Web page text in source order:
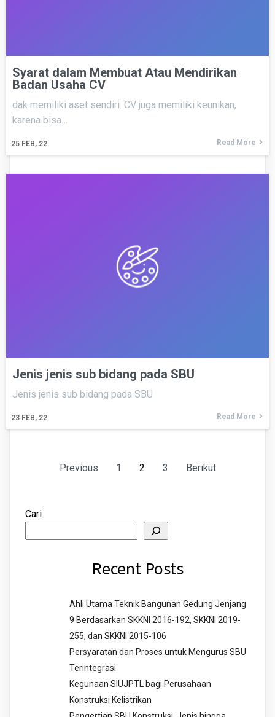
Syarat dalam Membuat Atau Mendirikan
Badan Usaha CV
25 FEB, 22
dak memiliki aset sendiri. CV juga memiliki keunikan,
karena bisa…
Read More
Jenis jenis sub bidang pada SBU
23 FEB, 22
Jenis jenis sub bidang pada SBU
Read More
Previous 1 2 3 Berikut
Cari
Recent Posts
Ahli Utama Teknik Bangunan Gedung Jenjang
9 Berdasarkan SKKNI 2016-192, SKKNI 2019-
255, dan SKKNI 2015-106
Persyaratan dan Proses untuk Mengurus SBU
Terintegrasi
Kegunaan SIUJPTL bagi Perusahaan
Konstruksi Kelistrikan